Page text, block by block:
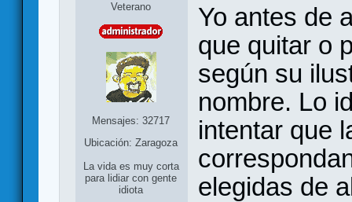
Veterano
Mensajes: 32717
Ubicación: Zaragoza
La vida es muy corta
para lidiar con gente
idiota
Yo antes de
que quitar o
según su
nombre. Lo
intentar que
elegidas de